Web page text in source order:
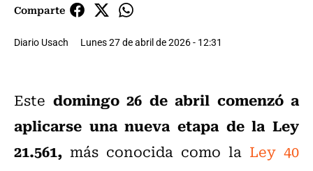
Comparte
Diario Usach Lunes 27 de abril de 2026 - 12:31
Este domingo 26 de abril comenzó a
aplicarse una nueva etapa de la Ley
21.561, más conocida como la Ley 40